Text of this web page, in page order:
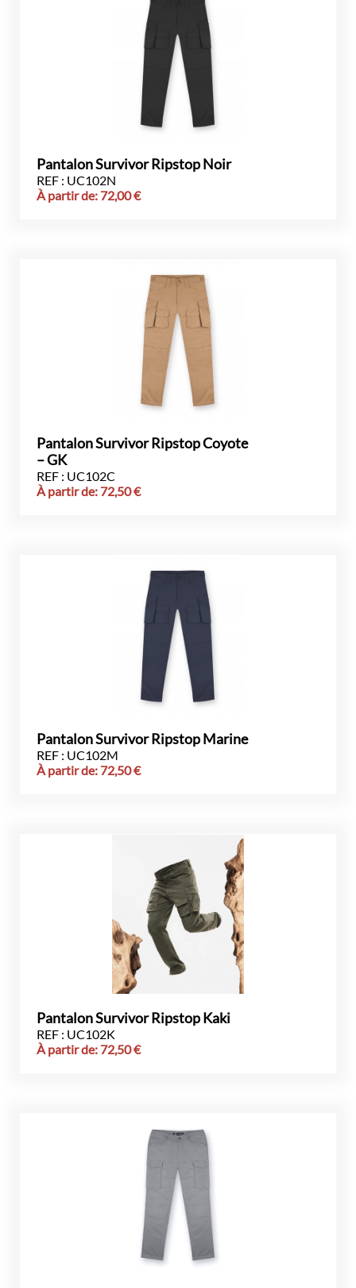
Pantalon Survivor Ripstop Noir
REF : UC102N
À partir de: 72,00€
Pantalon Survivor Ripstop Coyote
– GK
REF : UC102C
À partir de: 72,50€
Pantalon Survivor Ripstop Marine
REF : UC102M
À partir de: 72,50€
Pantalon Survivor Ripstop Kaki
REF : UC102K
À partir de: 72,50€